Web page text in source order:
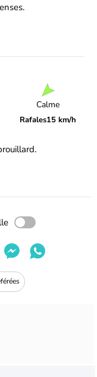
Calme
Rafales15 km/h